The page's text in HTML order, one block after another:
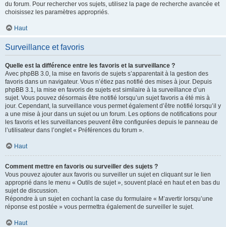
du forum. Pour rechercher vos sujets, utilisez la page de recherche avancée et
choisissez les paramètres appropriés.
Haut
Surveillance et favoris
Quelle est la différence entre les favoris et la surveillance ?
Avec phpBB 3.0, la mise en favoris de sujets s’apparentait à la gestion des
favoris dans un navigateur. Vous n’étiez pas notifié des mises à jour. Depuis
phpBB 3.1, la mise en favoris de sujets est similaire à la surveillance d’un
sujet. Vous pouvez désormais être notifié lorsqu’un sujet favoris a été mis à
jour. Cependant, la surveillance vous permet également d’être notifié lorsqu’il y
a une mise à jour dans un sujet ou un forum. Les options de notifications pour
les favoris et les surveillances peuvent être configurées depuis le panneau de
l’utilisateur dans l’onglet « Préférences du forum ».
Haut
Comment mettre en favoris ou surveiller des sujets ?
Vous pouvez ajouter aux favoris ou surveiller un sujet en cliquant sur le lien
approprié dans le menu « Outils de sujet », souvent placé en haut et en bas du
sujet de discussion.
Répondre à un sujet en cochant la case du formulaire « M’avertir lorsqu’une
réponse est postée » vous permettra également de surveiller le sujet.
Haut